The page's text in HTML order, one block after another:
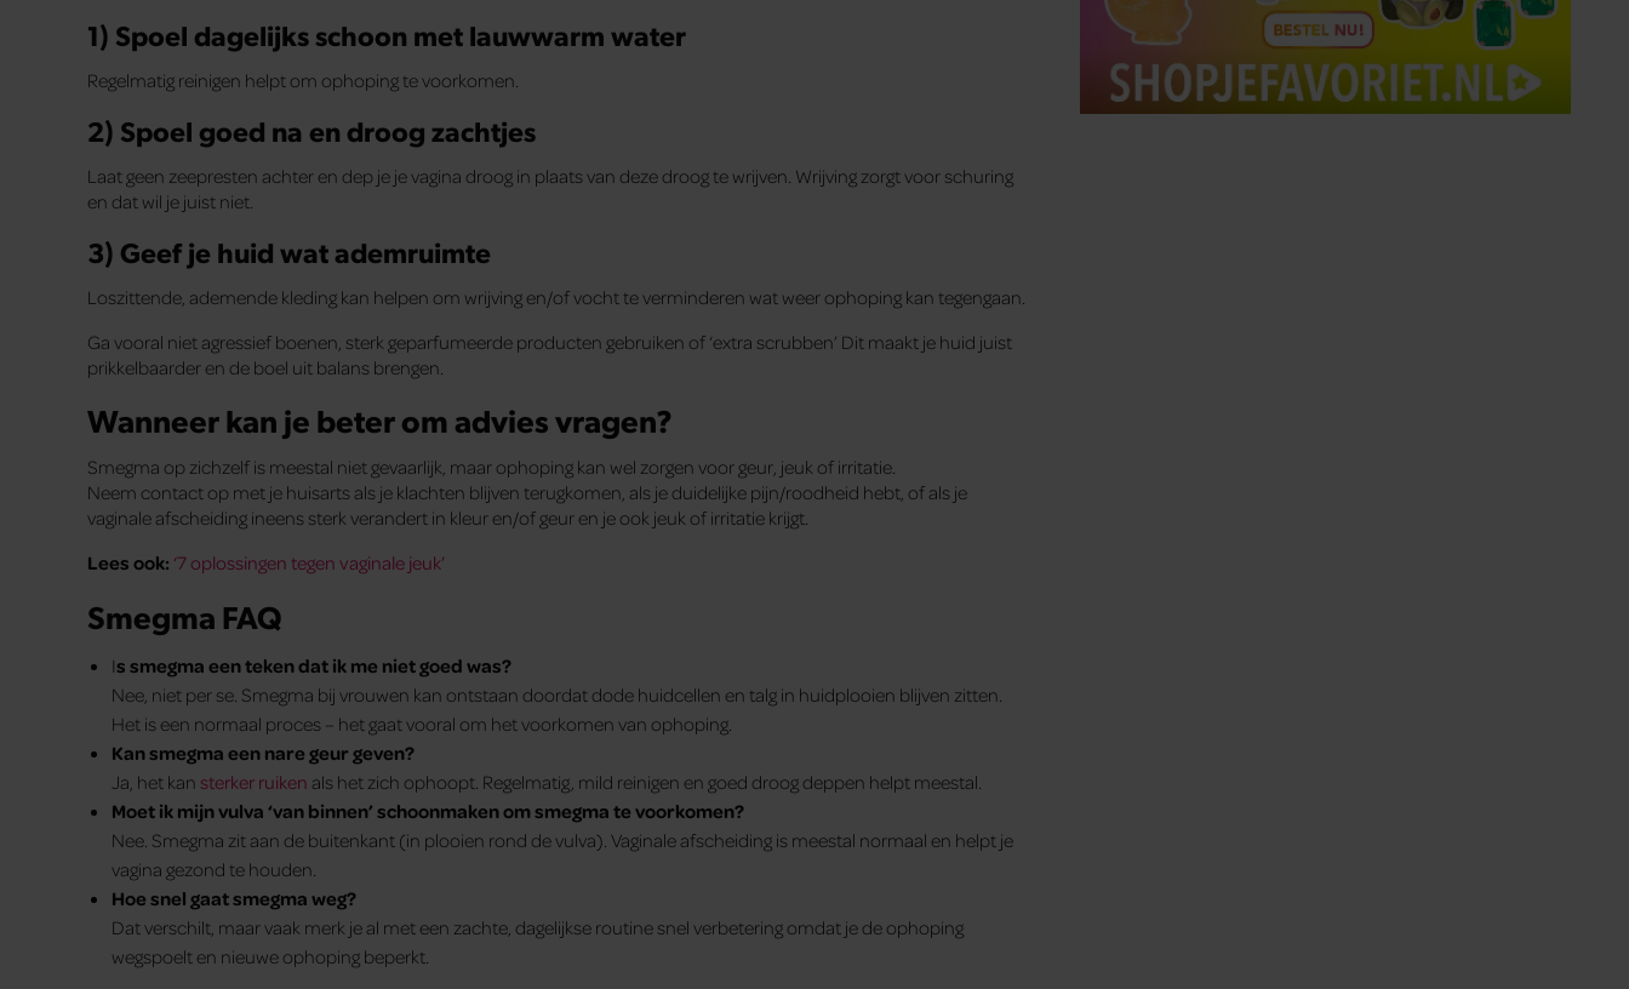
1) Spoel dagelijks schoon met lauwwarm water
Regelmatig reinigen helpt om ophoping te voorkomen.
2) Spoel goed na en droog zachtjes
Laat geen zeepresten achter en dep je je vagina droog in plaats van deze droog te wrijven. Wrijving zorgt voor schuring
en dat wil je juist niet.
3) Geef je huid wat ademruimte
Loszittende, ademende kleding kan helpen om wrijving en/of vocht te verminderen wat weer ophoping kan tegengaan.
Ga vooral niet agressief boenen, sterk geparfumeerde producten gebruiken of ‘extra scrubben’ Dit maakt je huid juist
prikkelbaarder en de boel uit balans brengen.
Wanneer kan je beter om advies vragen?
Smegma op zichzelf is meestal niet gevaarlijk, maar ophoping kan wel zorgen voor geur, jeuk of irritatie.
Neem contact op met je huisarts als je klachten blijven terugkomen, als je duidelijke pijn/roodheid hebt, of als je
vaginale afscheiding ineens sterk verandert in kleur en/of geur en je ook jeuk of irritatie krijgt.
Lees ook: ‘7 oplossingen tegen vaginale jeuk’
Smegma FAQ
Is smegma een teken dat ik me niet goed was?
Nee, niet per se. Smegma bij vrouwen kan ontstaan doordat dode huidcellen en talg in huidplooien blijven zitten.
Het is een normaal proces – het gaat vooral om het voorkomen van ophoping.
Kan smegma een nare geur geven?
Ja, het kan sterker ruiken als het zich ophoopt. Regelmatig, mild reinigen en goed droog deppen helpt meestal.
Moet ik mijn vulva ‘van binnen’ schoonmaken om smegma te voorkomen?
Nee. Smegma zit aan de buitenkant (in plooien rond de vulva). Vaginale afscheiding is meestal normaal en helpt je
vagina gezond te houden.
Hoe snel gaat smegma weg?
Dat verschilt, maar vaak merk je al met een zachte, dagelijkse routine snel verbetering omdat je de ophoping
wegspoelt en nieuwe ophoping beperkt.